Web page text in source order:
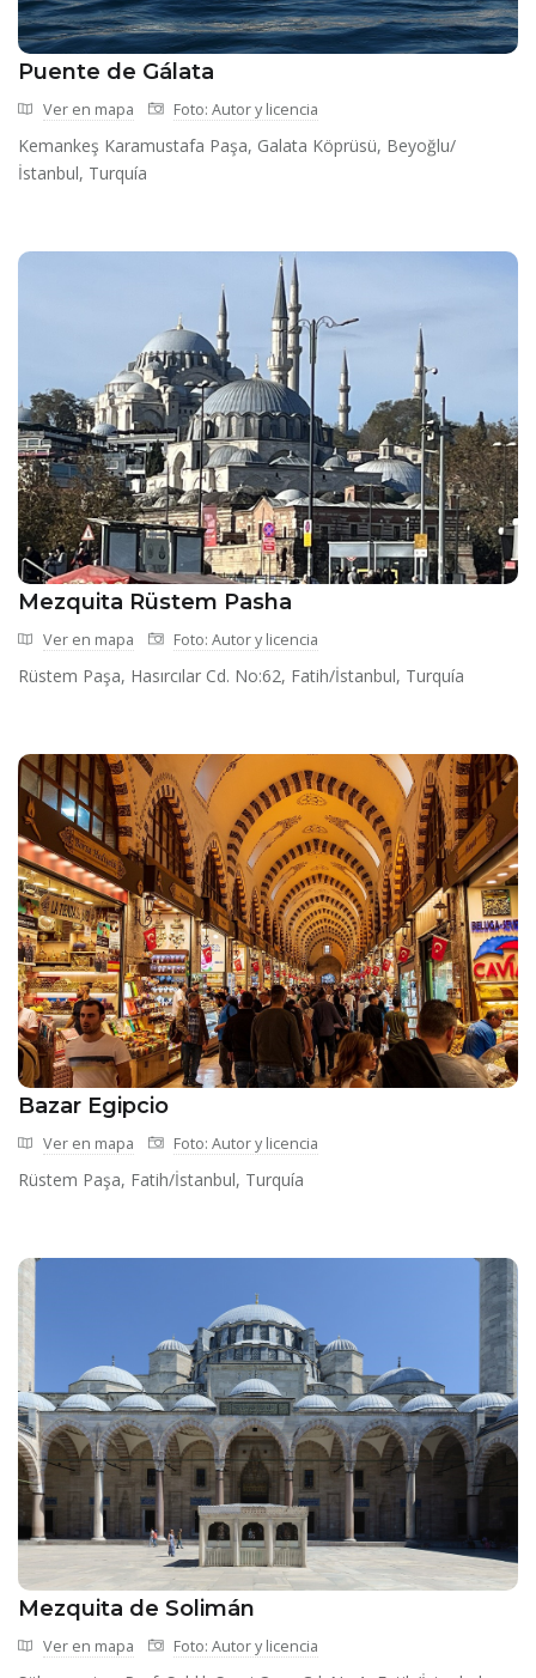
Puente de Gálata
Ver en mapa Foto: Autor y licencia
Kemankeş Karamustafa Paşa, Galata Köprüsü, Beyoğlu/
İstanbul, Turquía
Mezquita Rüstem Pasha
Ver en mapa Foto: Autor y licencia
Rüstem Paşa, Hasırcılar Cd. No:62, Fatih/İstanbul, Turquía
Bazar Egipcio
Ver en mapa Foto: Autor y licencia
Rüstem Paşa, Fatih/İstanbul, Turquía
Mezquita de Solimán
Ver en mapa Foto: Autor y licencia